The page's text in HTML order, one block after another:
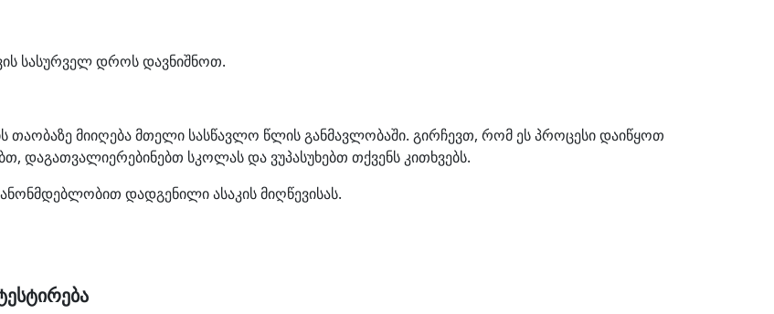
სასურველ დროს დავნიშნოთ.
თაობაზე მიიღება მთელი სასწავლო წლის განმავლობაში. გირჩევთ, რომ ეს პროცესი დაიწყოთ
დაგათვალიერებინებთ სკოლას და ვუპასუხებთ თქვენს კითხვებს.
დადგენილი ასაკის მიღწევისას.